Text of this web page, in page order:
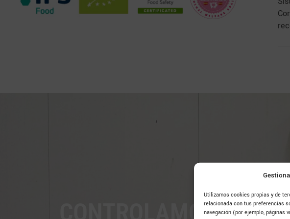
Utilizamos cookies propias y de
relacionada con tus preferencias
navegación (por ejemplo, páginas
CONTROLAMOS TODA